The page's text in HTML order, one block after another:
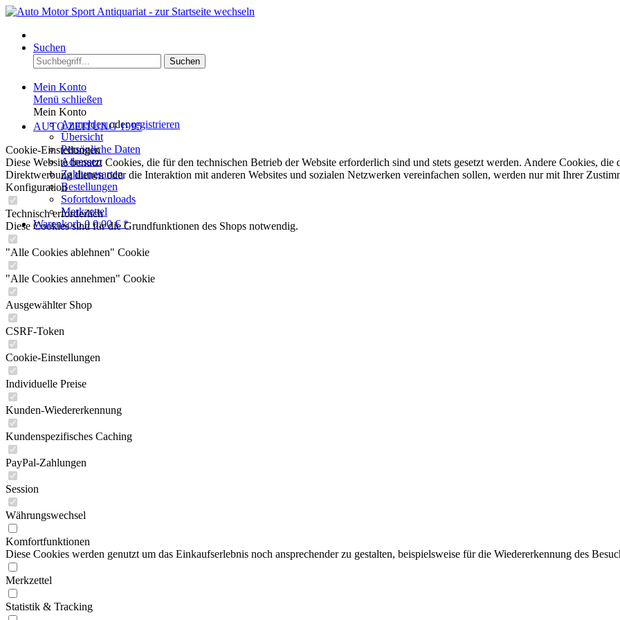
Suchen
Suchen
Mein Konto
Menü schließen
Mein Konto
Anmeldenoderregistrieren
Übersicht
Persönliche Daten
Adressen
Zahlungsarten
Bestellungen
Sofortdownloads
Merkzettel
Warenkorb0 0,00 € *
AUTO ZEITUNG 1995
Cookie-Einstellungen
Diese Website benutzt Cookies, die für den technischen Betrieb der Website erforderlich sind und stets gesetzt werden. Andere Cookies,
Direktwerbung dienen oder die Interaktion mit anderen Websites und sozialen Netzwerken vereinfachen sollen, werden nur mit Ihrer
Konfiguration
Technisch erforderlich
Diese Cookies sind für die Grundfunktionen des Shops notwendig.
"Alle Cookies ablehnen" Cookie
"Alle Cookies annehmen" Cookie
Ausgewählter Shop
CSRF-Token
Cookie-Einstellungen
Individuelle Preise
Kunden-Wiedererkennung
Kundenspezifisches Caching
PayPal-Zahlungen
Session
Währungswechsel
Komfortfunktionen
Diese Cookies werden genutzt um das Einkaufserlebnis noch ansprechender zu gestalten, beispielsweise für die Wiedererkennung des
Merkzettel
Statistik & Tracking